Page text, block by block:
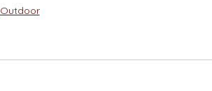
Outdoor